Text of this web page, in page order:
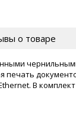
о товаре
печать
В